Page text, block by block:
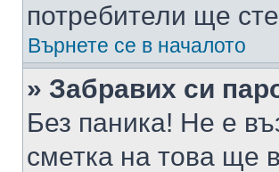
потребители ще
Върнете се в началото
» Забравих си
Без паника! Не е
сметка на това ще